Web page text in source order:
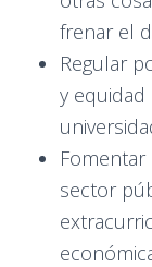
frenar el
Regular
y
sector